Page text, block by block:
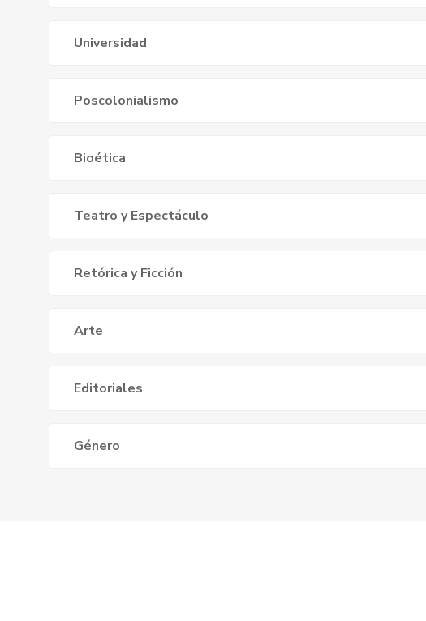
Universidad
Poscolonialismo
Bioética
Teatro y Espectáculo
Retórica y Ficción
Arte
Editoriales
Género